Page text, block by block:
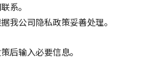
系。
我公司隐私政策妥善处理。
后输入必要信息。